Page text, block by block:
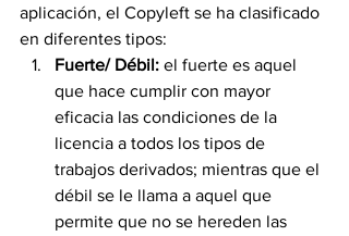
aplicación, el Copyleft se ha clasificado
en diferentes tipos:
Fuerte/ Débil: el fuerte es aquel
que hace cumplir con mayor
eficacia las condiciones de la
licencia a todos los tipos de
trabajos derivados; mientras que el
débil se le llama a aquel que
permite que no se hereden las